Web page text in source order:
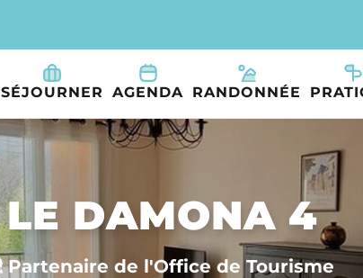
SÉJOURNER AGENDA RANDONNÉE
LE DAMONA 4
Partenaire de l'Office de Tourisme